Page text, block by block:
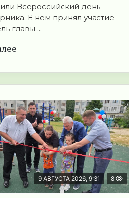
Всероссийский день
В нем принял участие
главы ...
9 АВГУСТА 2026, 9:31 8